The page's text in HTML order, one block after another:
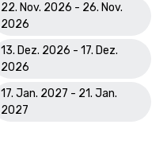
22. Nov. 2026 - 26. Nov.
2026
13. Dez. 2026 - 17. Dez.
2026
17. Jan. 2027 - 21. Jan.
2027